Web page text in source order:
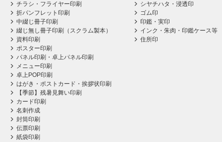
チラシ・フライヤー印刷
折パンフレット印刷
中綴じ冊子印刷
綴じ無し冊子印刷（スクラム製本）
資料印刷
ポスター印刷
パネル印刷・卓上パネル印刷
メニュー印刷
卓上POP印刷
はがき・ポストカード・挨拶状印刷
【季節】残暑見舞い印刷
カード印刷
名刺作成
封筒印刷
伝票印刷
紙袋印刷
シヤチハタ・浸透印
ゴム印
印鑑・実印
インク・朱肉・印鑑ケース等
住所印